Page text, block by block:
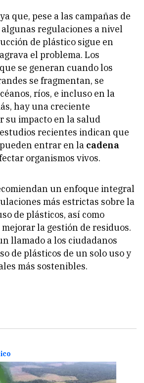
que, pese a las campañas de
regulaciones a nivel
de plástico sigue en
el problema. Los
se generan cuando los
se fragmentan, se
ríos, e incluso en la
hay una creciente
su impacto en la salud
recientes indican que
entrar en la cadena
organismos vivos.
un enfoque integral
más estrictas sobre la
de plásticos, así como
la gestión de residuos.
llamado a los ciudadanos
de plásticos de un solo uso y
más sostenibles.